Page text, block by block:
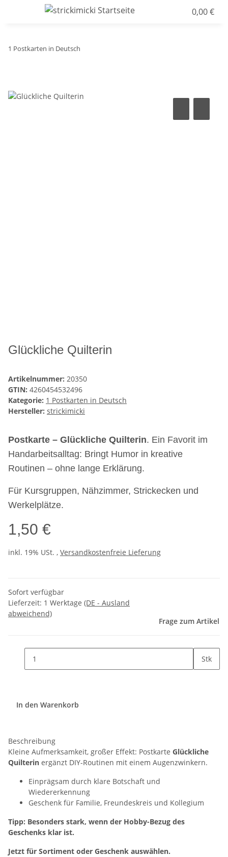
0,00 €
1 Postkarten in Deutsch
Glückliche Quilterin
Artikelnummer: 20350
GTIN: 4260454532496
Kategorie: 1 Postkarten in Deutsch
Hersteller: strickimicki
Postkarte – Glückliche Quilterin. Ein Favorit im
Handarbeitsalltag: Bringt Humor in kreative
Routinen – ohne lange Erklärung.
Für Kursgruppen, Nähzimmer, Strickecken und
Werkelplätze.
1,50 €
inkl. 19% USt. , Versandkostenfreie Lieferung
Sofort verfügbar
Lieferzeit: 1 Werktage (DE - Ausland
abweichend)
Frage zum Artikel
Stk
In den Warenkorb
Beschreibung
Kleine Aufmerksamkeit, großer Effekt: Postkarte Glückliche
Quilterin ergänzt DIY-Routinen mit einem Augenzwinkern.
Einprägsam durch klare Botschaft und
Wiedererkennung
Geschenk für Familie, Freundeskreis und Kollegium
Tipp: Besonders stark, wenn der Hobby-Bezug des
Geschenks klar ist.
Jetzt für Sortiment oder Geschenk auswählen.